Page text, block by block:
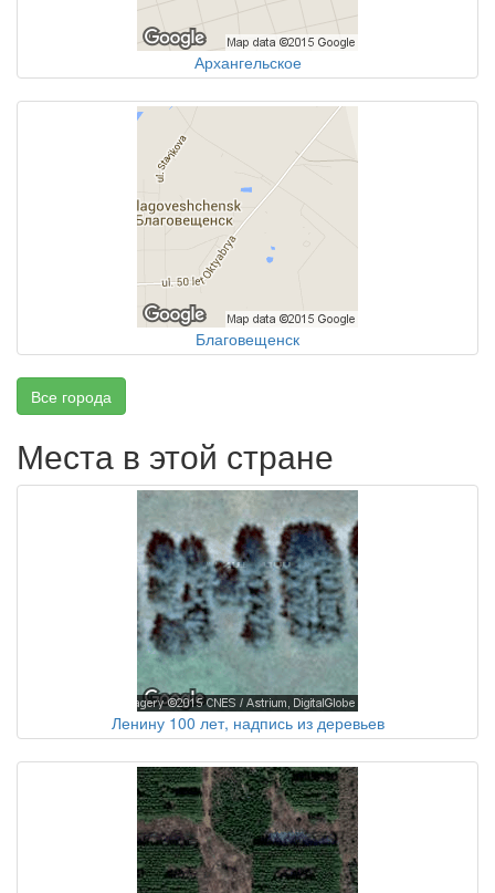
Архангельское
Благовещенск
Все города
Места в этой стране
Ленину 100 лет, надпись из деревьев